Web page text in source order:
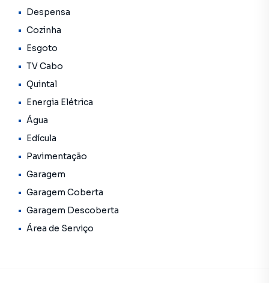
Despensa
Cozinha
Esgoto
TV Cabo
Quintal
Energia Elétrica
Água
Edícula
Pavimentação
Garagem
Garagem Coberta
Garagem Descoberta
Área de Serviço